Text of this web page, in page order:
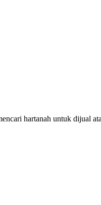
hartanah untuk dijual